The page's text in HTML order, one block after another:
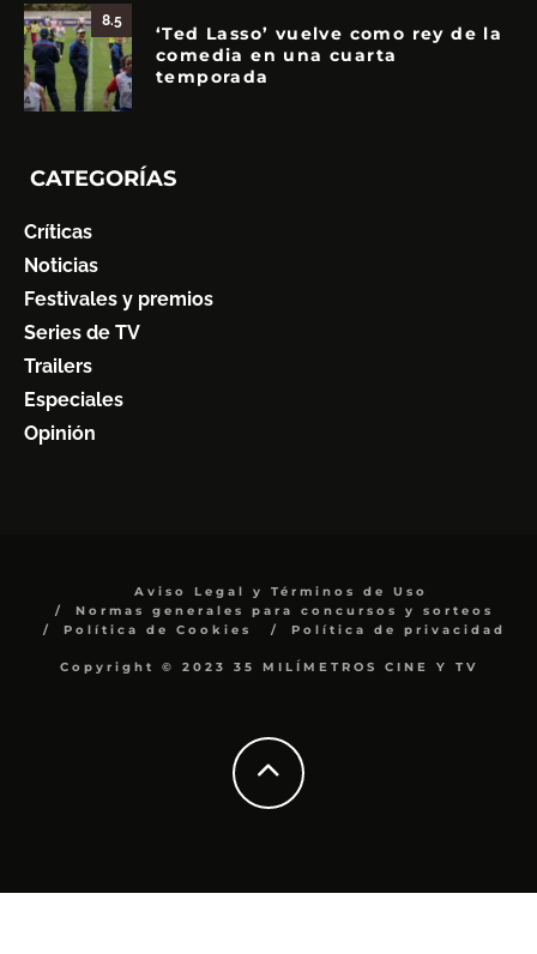
8.5
‘Ted Lasso’ vuelve como rey de la
comedia en una cuarta
temporada
CATEGORÍAS
Críticas
Noticias
Festivales y premios
Series de TV
Trailers
Especiales
Opinión
Aviso Legal y Términos de Uso
Normas generales para concursos y sorteos
Política de Cookies
Política de privacidad
Copyright © 2023 35 MILÍMETROS CINE Y TV